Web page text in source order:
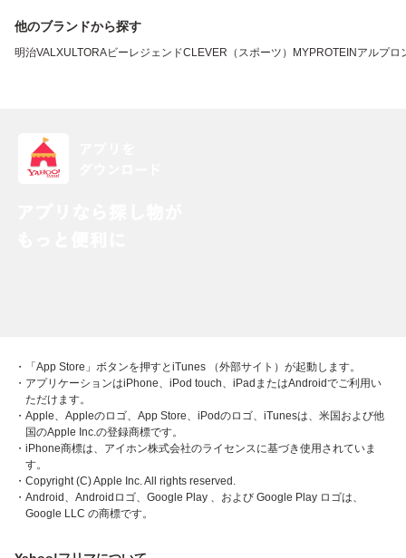
他のブランドから探す
明治VALXULTORAビーレジェンドCLEVER（スポーツ） MYPROTEIN アルプロ
・「App Store」ボタンを押すとiTunes （外部サイト）が起動します。
・アプリケーションはiPhone、iPod touch、iPadまたはAndroidでご利用い
ただけます。
・Apple、Appleのロゴ、App Store、iPodのロゴ、iTunesは、米国および他
国のApple Inc.の登録商標です。
・iPhone商標は、アイホン株式会社のライセンスに基づき使用されていま
す。
・Copyright (C) Apple Inc. All rights reserved.
・Android、Androidロゴ、Google Play 、および Google Play ロゴは、
Google LLC の商標です。